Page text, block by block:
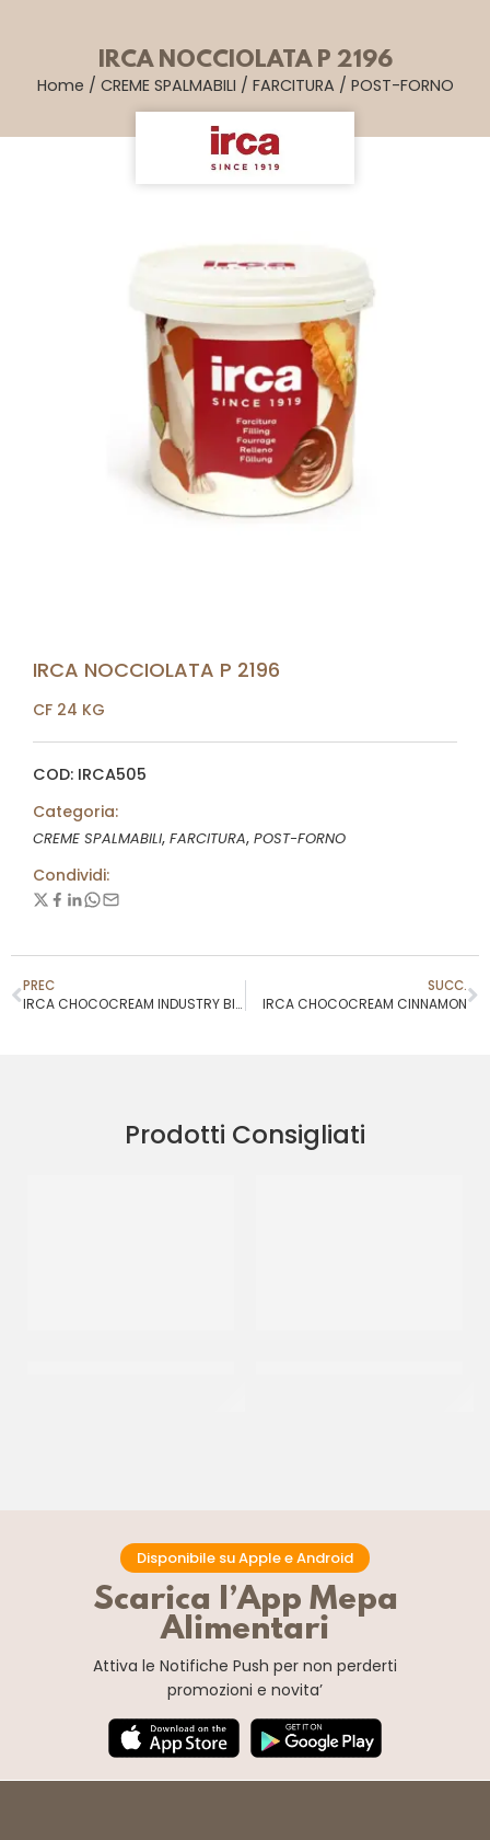
IRCA NOCCIOLATA P 2196
Home / CREME SPALMABILI / FARCITURA / POST-FORNO
IRCA NOCCIOLATA P 2196
CF 24 KG
COD: IRCA505
Categoria:
CREME SPALMABILI, FARCITURA, POST-FORNO
Condividi:
PREC
IRCA CHOCOCREAM INDUSTRY BIANCO
SUCC.
IRCA CHOCOCREAM CINNAMON
Prodotti Consigliati
Disponibile su Apple e Android
Scarica l’App Mepa
Alimentari
Attiva le Notifiche Push per non perderti
promozioni e novita’